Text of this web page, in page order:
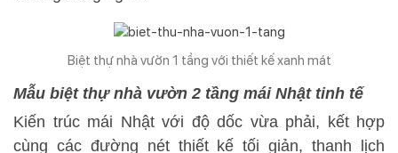
Biệt thự nhà vườn 1 tầng với thiết kế xanh mát
Mẫu biệt thự nhà vườn 2 tầng mái Nhật tinh tế
Kiến trúc mái Nhật với độ dốc vừa phải, kết hợp
cùng các đường nét thiết kế tối giản, thanh lịch